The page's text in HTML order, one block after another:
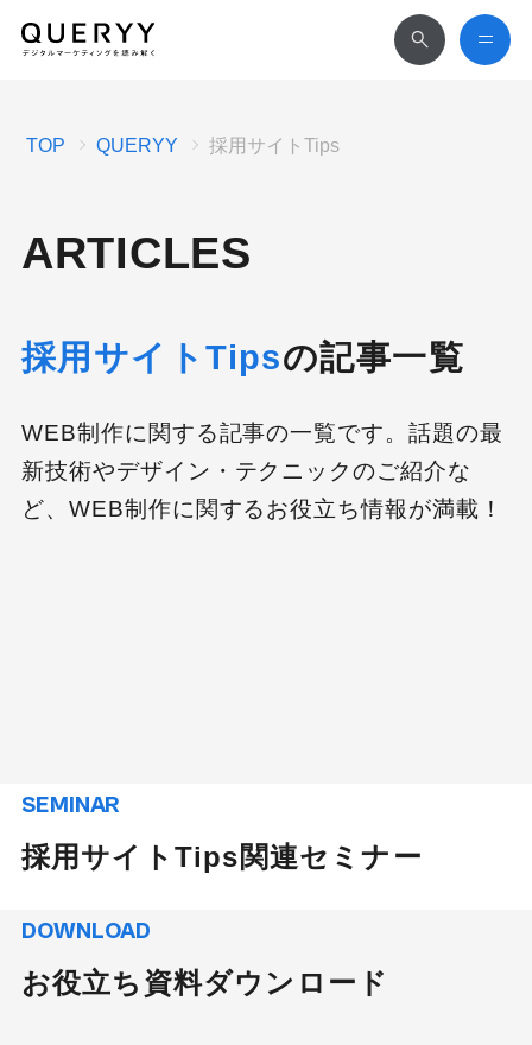
TOP QUERYY 採用サイトTips
ARTICLES
採用サイトTipsの記事一覧
WEB制作に関する記事の一覧です。話題の最
新技術やデザイン・テクニックのご紹介な
ど、WEB制作に関するお役立ち情報が満載！
SEMINAR
採用サイトTips関連セミナー
DOWNLOAD
お役立ち資料ダウンロード